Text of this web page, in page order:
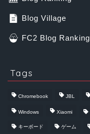
Blog Village
FC2 Blog Ranking
Tags
Chromebook JBL
Windows Xiaomi
キーボード ゲーム